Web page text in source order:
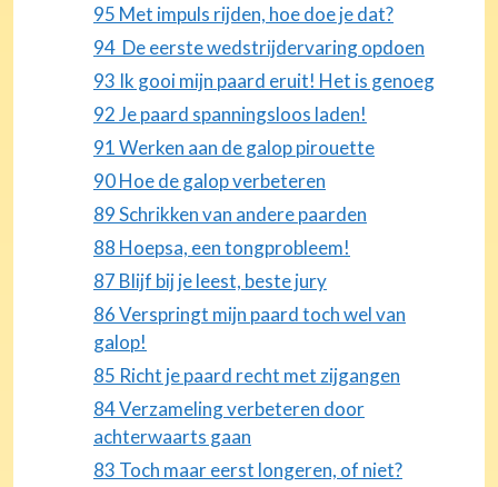
95 Met impuls rijden, hoe doe je dat?
94 De eerste wedstrijdervaring opdoen
93 Ik gooi mijn paard eruit! Het is genoeg
92 Je paard spanningsloos laden!
91 Werken aan de galop pirouette
90 Hoe de galop verbeteren
89 Schrikken van andere paarden
88 Hoepsa, een tongprobleem!
87 Blijf bij je leest, beste jury
86 Verspringt mijn paard toch wel van
galop!
85 Richt je paard recht met zijgangen
84 Verzameling verbeteren door
achterwaarts gaan
83 Toch maar eerst longeren, of niet?